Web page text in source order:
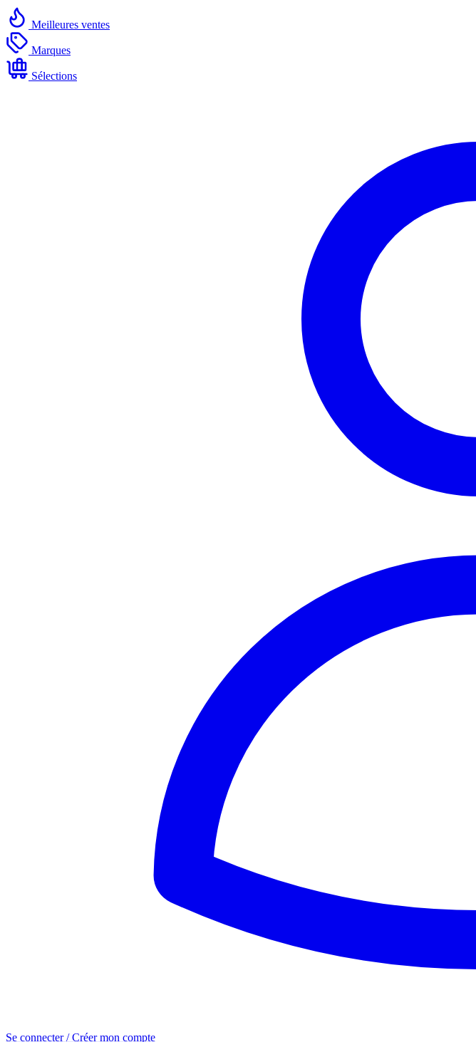
Meilleures ventes
Marques
Sélections
Se connecter / Créer mon compte